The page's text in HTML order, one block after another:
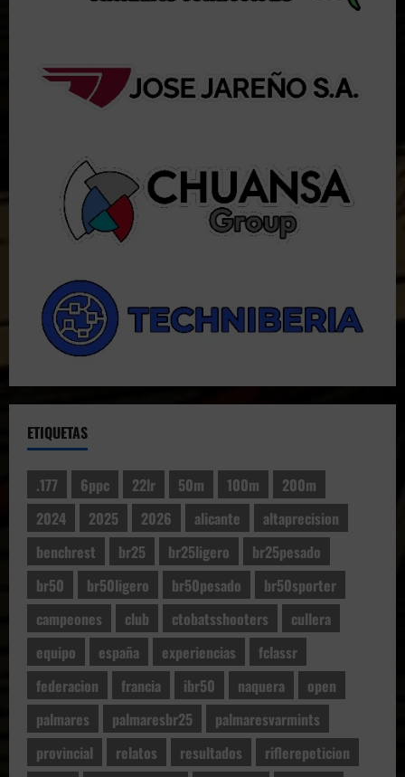
ETIQUETAS
.177 6ppc 22lr 50m 100m
200m
2024
2025 2026 alicante
altaprecision
benchrest
br25 br25ligero
br25pesado
br50
br50ligero br50pesado
br50sporter
campeones
club ctobatsshooters
cullera
equipo
españa experiencias
fclassr
federacion
francia ibr50 naquera
open
palmares
palmaresbr25
palmaresvarmints
provincial
relatos resultados
riflerepeticion